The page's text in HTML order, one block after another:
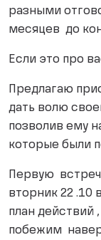
разными
месяцев до
Если это про
Предлагаю
дать волю
позволив ему
которые были
Первую
вторник 22 .10
план действий
побежим